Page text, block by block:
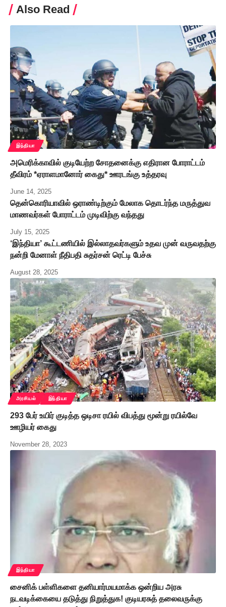
Also Read
இந்தியா
அமெரிக்காவில் குடியேற்ற சோதனைக்கு எதிரான போராட்டம்
தீவிரம் *ஏராளமானோர் கைது* ஊரடங்கு உத்தரவு
June 14, 2025
தென்கொரியாவில் ஒராண்டிற்கும் மேலாக தொடர்ந்த மருத்துவ
மாணவர்கள் போராட்டம் முடிவிற்கு வந்தது
July 15, 2025
‘இந்தியா’ கூட்டணியில் இல்லாதவர்களும் உதவ முன் வருவதற்கு
நன்றி மேனாள் நீதிபதி சுதர்சன் ரெட்டி பேச்சு
August 28, 2025
அரசியல் இந்தியா
293 பேர் உயிர் குடித்த ஒடிசா ரயில் விபத்து மூன்று ரயில்வே
ஊழியர் கைது
November 28, 2023
இந்தியா
சைனிக் பள்ளிகளை தனியார்மயமாக்க ஒன்றிய அரசு
நடவடிக்கையை தடுத்து நிறுத்துக! குடியரசுத் தலைவருக்கு